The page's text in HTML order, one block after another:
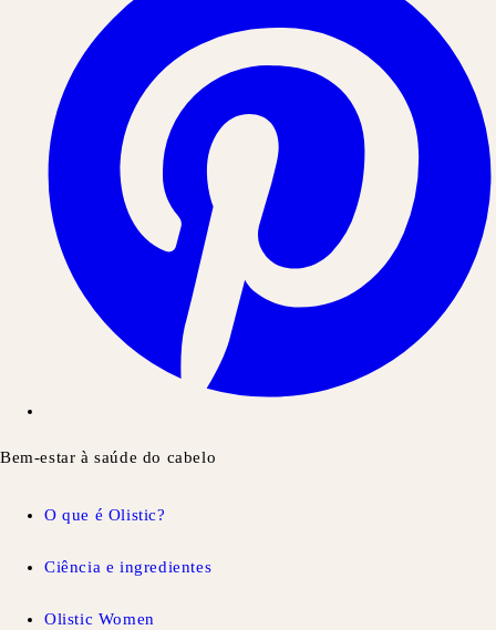
Bem-estar à saúde do cabelo
O que é Olistic?
Ciência e ingredientes
Olistic Women